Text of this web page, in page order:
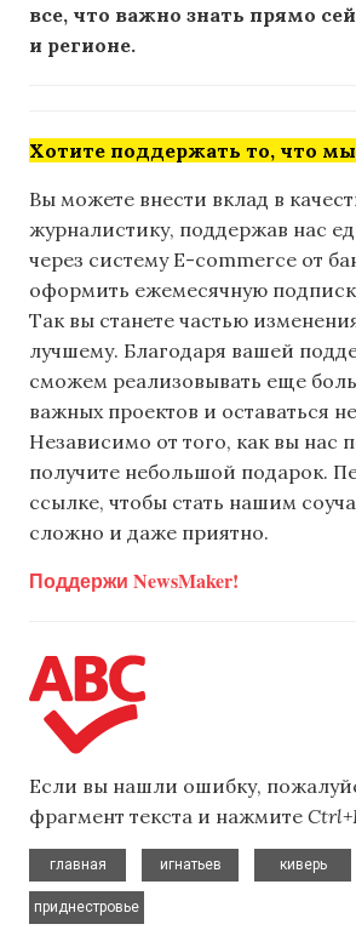
все, что важно знать прямо
и регионе.
Хотите поддержать то, что
Вы можете внести вклад в
журналистику, поддержав нас
через систему E-commerce от
оформить ежемесячную
Так вы станете частью
лучшему. Благодаря вашей
сможем реализовывать еще
важных проектов и оставаться
Независимо от того, как вы нас
получите небольшой подарок.
ссылке, чтобы стать нашим
сложно и даже приятно.
Поддержи NewsMaker!
Если вы нашли ошибку,
фрагмент текста и нажмите
главная
игнатьев
киверь
приднестровье